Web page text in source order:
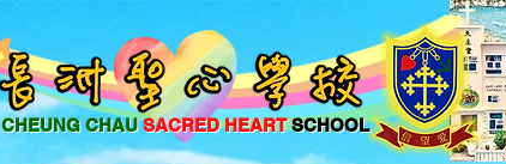
CHEUNG CHAU SACRED HEART SCHOOL
CHEUNG CHAU SACRED HEARTSCHOOL